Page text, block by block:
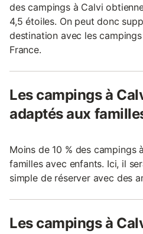
des campings à Calvi
4,5 étoiles. On peut donc
destination avec les
France.
Les campings à
adaptés aux
Moins de 10 % des campings
familles avec enfants. Ici, il
simple de réserver avec des
Les campings à